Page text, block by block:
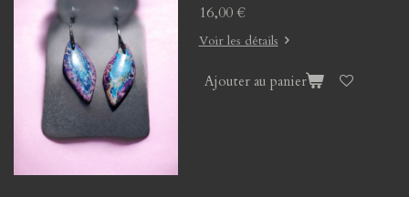
16,00 €
Voir les détails
Ajouter au panier